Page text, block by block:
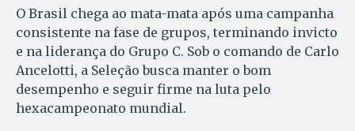
O Brasil chega ao mata-mata após uma campanha
consistente na fase de grupos, terminando invicto
e na liderança do Grupo C. Sob o comando de Carlo
Ancelotti, a Seleção busca manter o bom
desempenho e seguir firme na luta pelo
hexacampeonato mundial.